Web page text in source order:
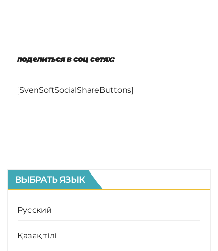
поделиться в соц сетях:
[SvenSoftSocialShareButtons]
ВЫБРАТЬ ЯЗЫК
Русский
Қазақ тілі